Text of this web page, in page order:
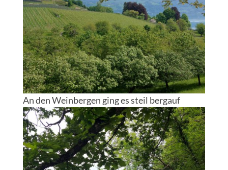
An den Weinbergen ging es steil bergauf